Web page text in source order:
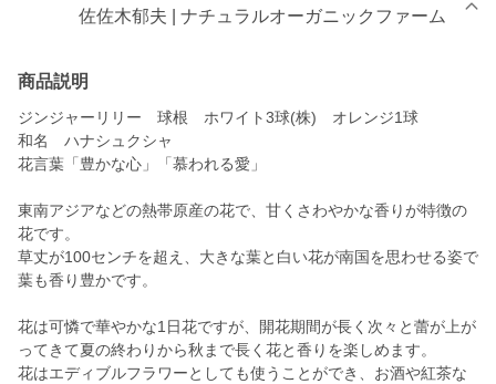
佐佐木郁夫 | ナチュラルオーガニックファーム
商品説明
ジンジャーリリー 球根 ホワイト3球(株) オレンジ1球
和名 ハナシュクシャ
花言葉「豊かな心」「慕われる愛」
東南アジアなどの熱帯原産の花で、甘くさわやかな香りが特徴の
花です。
草丈が100センチを超え、大きな葉と白い花が南国を思わせる姿で
葉も香り豊かです。
花は可憐で華やかな1日花ですが、開花期間が長く次々と蕾が上が
ってきて夏の終わりから秋まで長く花と香りを楽しめます。
花はエディブルフラワーとしても使うことができ、お酒や紅茶な